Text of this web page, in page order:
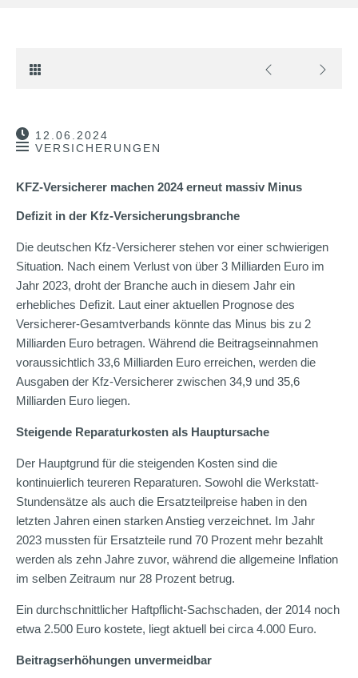
12.06.2024
VERSICHERUNGEN
KFZ-Versicherer machen 2024 erneut massiv Minus
Defizit in der Kfz-Versicherungsbranche
Die deutschen Kfz-Versicherer stehen vor einer schwierigen
Situation. Nach einem Verlust von über 3 Milliarden Euro im
Jahr 2023, droht der Branche auch in diesem Jahr ein
erhebliches Defizit. Laut einer aktuellen Prognose des
Versicherer-Gesamtverbands könnte das Minus bis zu 2
Milliarden Euro betragen. Während die Beitragseinnahmen
voraussichtlich 33,6 Milliarden Euro erreichen, werden die
Ausgaben der Kfz-Versicherer zwischen 34,9 und 35,6
Milliarden Euro liegen.
Steigende Reparaturkosten als Hauptursache
Der Hauptgrund für die steigenden Kosten sind die
kontinuierlich teureren Reparaturen. Sowohl die Werkstatt-
Stundensätze als auch die Ersatzteilpreise haben in den
letzten Jahren einen starken Anstieg verzeichnet. Im Jahr
2023 mussten für Ersatzteile rund 70 Prozent mehr bezahlt
werden als zehn Jahre zuvor, während die allgemeine Inflation
im selben Zeitraum nur 28 Prozent betrug.
Ein durchschnittlicher Haftpflicht-Sachschaden, der 2014 noch
etwa 2.500 Euro kostete, liegt aktuell bei circa 4.000 Euro.
Beitragserhöhungen unvermeidbar